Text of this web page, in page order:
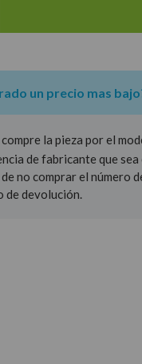
un precio mas
la pieza por el
de fabricante que
no comprar el
de devolución.